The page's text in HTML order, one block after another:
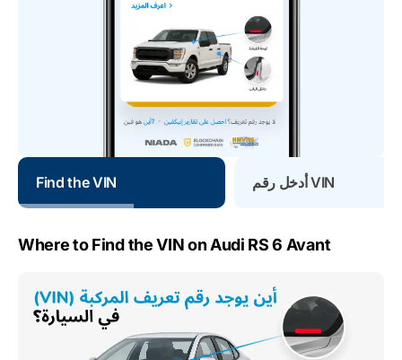
Find the VIN أدخل رقم VIN
Where to Find the VIN on Audi RS 6 Avant